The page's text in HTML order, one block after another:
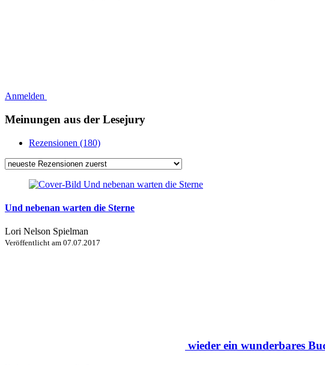
Anmelden
Meinungen aus der Lesejury
Rezensionen (180)
Und nebenan warten die Sterne
Lori Nelson Spielman
Veröffentlicht am 07.07.2017
wieder ein wunderbares